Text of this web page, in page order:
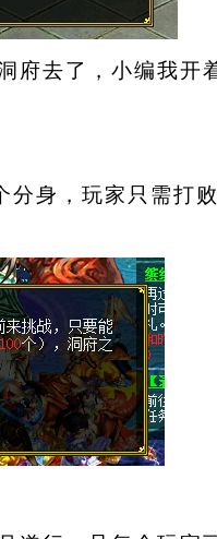
府去了，小编我开
分身，玩家只需打